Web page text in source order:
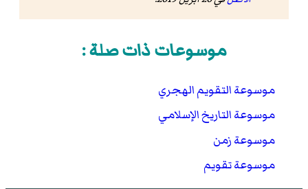
موسوعات ذات صلة :
موسوعة التقويم الهجري
موسوعة التاريخ الإسلامي
موسوعة زمن
موسوعة تقويم